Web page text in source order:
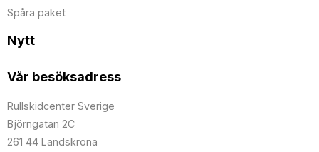
Spåra paket
Nytt
Vår besöksadress
Rullskidcenter Sverige
Björngatan 2C
261 44 Landskrona